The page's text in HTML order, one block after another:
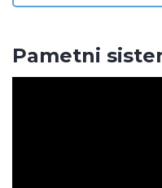
Pametni